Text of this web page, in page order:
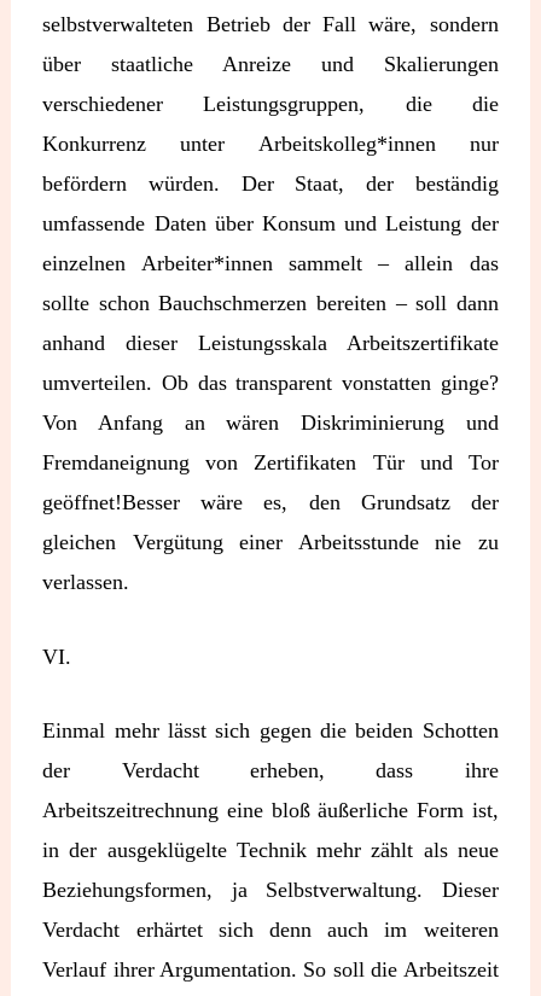
selbstverwalteten Betrieb der Fall wäre, sondern
über staatliche Anreize und Skalierungen
verschiedener Leistungsgruppen, die die
Konkurrenz unter Arbeitskolleg*innen nur
befördern würden. Der Staat, der beständig
umfassende Daten über Konsum und Leistung der
einzelnen Arbeiter*innen sammelt – allein das
sollte schon Bauchschmerzen bereiten – soll dann
anhand dieser Leistungsskala Arbeitszertifikate
umverteilen. Ob das transparent vonstatten ginge?
Von Anfang an wären Diskriminierung und
Fremdaneignung von Zertifikaten Tür und Tor
geöffnet!Besser wäre es, den Grundsatz der
gleichen Vergütung einer Arbeitsstunde nie zu
verlassen.
VI.
Einmal mehr lässt sich gegen die beiden Schotten
der Verdacht erheben, dass ihre
Arbeitszeitrechnung eine bloß äußerliche Form ist,
in der ausgeklügelte Technik mehr zählt als neue
Beziehungsformen, ja Selbstverwaltung. Dieser
Verdacht erhärtet sich denn auch im weiteren
Verlauf ihrer Argumentation. So soll die Arbeitszeit